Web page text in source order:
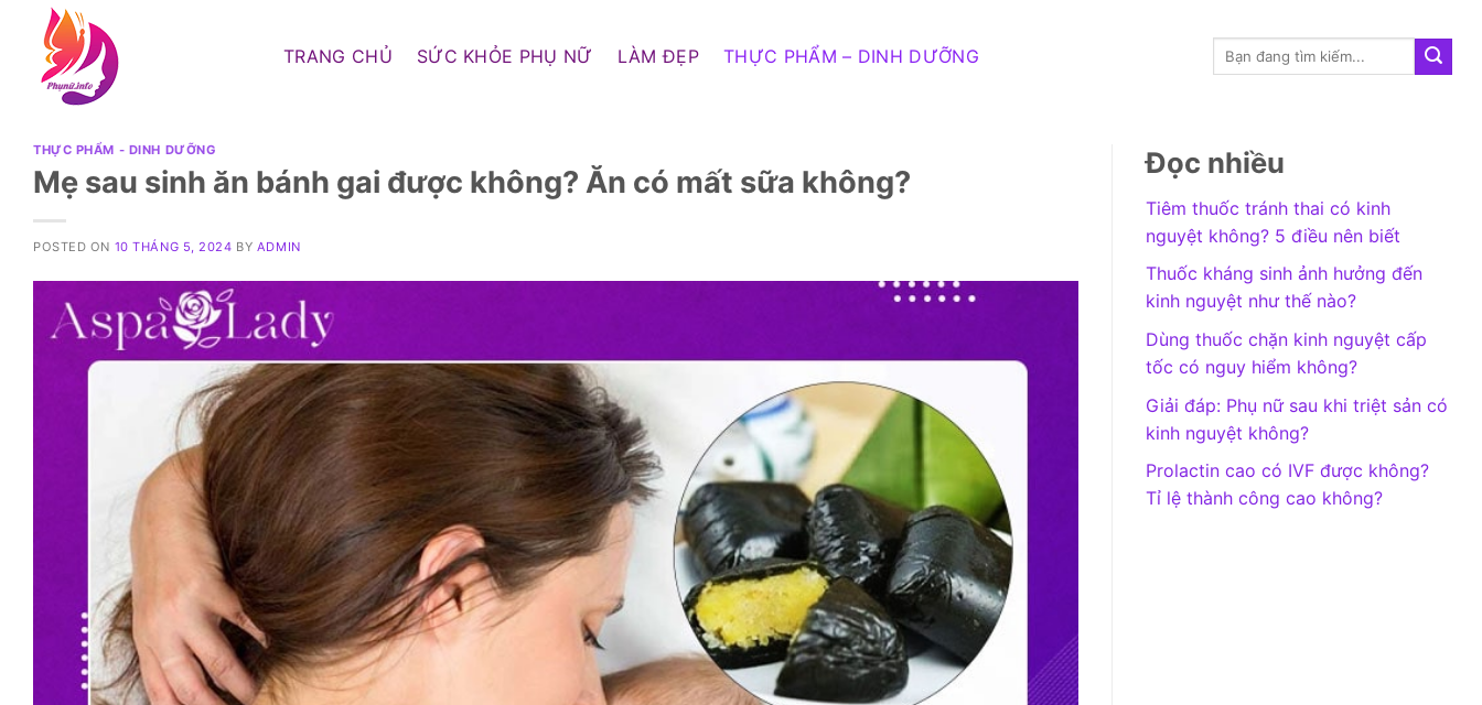
content
TRANG CHỦ SỨC KHỎE PHỤ NỮ LÀM ĐẸP THỰC PHẨM – DINH DƯỠNG
THỰC PHẨM - DINH DƯỠNG
Mẹ sau sinh ăn bánh gai được không? Ăn có mất sữa không?
POSTED ON 10 THÁNG 5, 2024 BY ADMIN
Đọc nhiều
Tiêm thuốc tránh thai có kinh
nguyệt không? 5 điều nên biết
Thuốc kháng sinh ảnh hưởng đến
kinh nguyệt như thế nào?
Dùng thuốc chặn kinh nguyệt cấp
tốc có nguy hiểm không?
Giải đáp: Phụ nữ sau khi triệt sản có
kinh nguyệt không?
Prolactin cao có IVF được không?
Tỉ lệ thành công cao không?